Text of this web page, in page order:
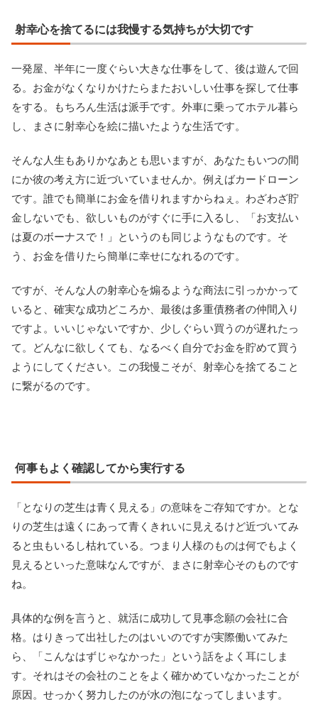
射幸心を捨てるには我慢する気持ちが大切です
一発屋、半年に一度ぐらい大きな仕事をして、後は遊んで回
る。お金がなくなりかけたらまたおいしい仕事を探して仕事
をする。もちろん生活は派手です。外車に乗ってホテル暮ら
し、まさに射幸心を絵に描いたような生活です。
そんな人生もありかなあとも思いますが、あなたもいつの間
にか彼の考え方に近づいていませんか。例えばカードローン
です。誰でも簡単にお金を借りれますからねぇ。わざわざ貯
金しないでも、欲しいものがすぐに手に入るし、「お支払い
は夏のボーナスで！」というのも同じようなものです。そ
う、お金を借りたら簡単に幸せになれるのです。
ですが、そんな人の射幸心を煽るような商法に引っかかって
いると、確実な成功どころか、最後は多重債務者の仲間入り
ですよ。いいじゃないですか、少しぐらい買うのが遅れたっ
て。どんなに欲しくても、なるべく自分でお金を貯めて買う
ようにしてください。この我慢こそが、射幸心を捨てること
に繋がるのです。
何事もよく確認してから実行する
「となりの芝生は青く見える」の意味をご存知ですか。とな
りの芝生は遠くにあって青くきれいに見えるけど近づいてみ
ると虫もいるし枯れている。つまり人様のものは何でもよく
見えるといった意味なんですが、まさに射幸心そのものです
ね。
具体的な例を言うと、就活に成功して見事念願の会社に合
格。はりきって出社したのはいいのですが実際働いてみた
ら、「こんなはずじゃなかった」という話をよく耳にしま
す。それはその会社のことをよく確かめていなかったことが
原因。せっかく努力したのが水の泡になってしまいます。